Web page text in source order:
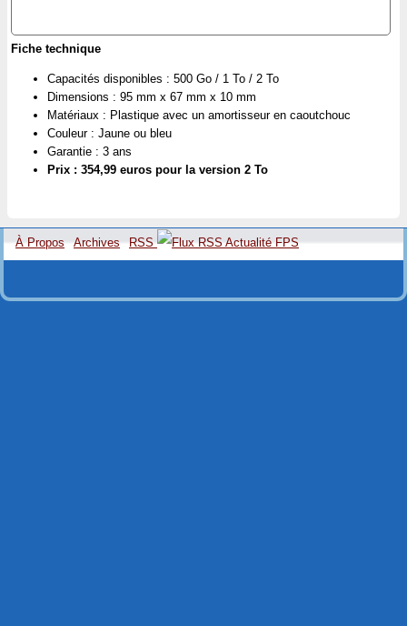
Fiche technique
Capacités disponibles : 500 Go / 1 To / 2 To
Dimensions : 95 mm x 67 mm x 10 mm
Matériaux : Plastique avec un amortisseur en caoutchouc
Couleur : Jaune ou bleu
Garantie : 3 ans
Prix : 354,99 euros pour la version 2 To
À Propos Archives RSS